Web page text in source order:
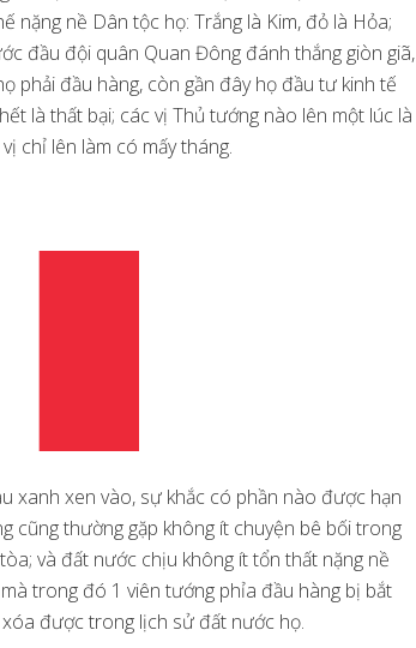
nặng nề Dân tộc họ: Trắng là Kim, đỏ là Hỏa;
đầu đội quân Quan Đông đánh thắng giòn giã,
phải đầu hàng, còn gần đây họ đầu tư kinh tế
là thất bại; các vị Thủ tướng nào lên một lúc là
chỉ lên làm có mấy tháng.
xanh xen vào, sự khắc có phần nào được hạn
cũng thường gặp không ít chuyện bê bối trong
và đất nước chịu không ít tổn thất nặng nề
trong đó 1 viên tướng phỉa đầu hàng bị bắt
được trong lịch sử đất nước họ.